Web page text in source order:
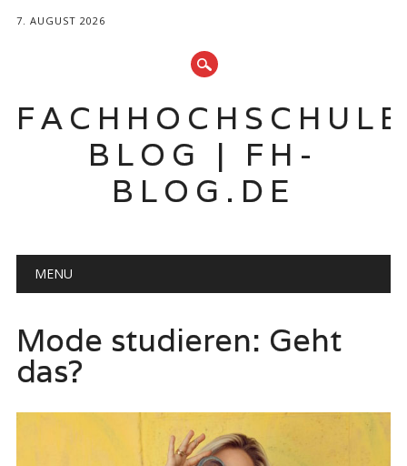
7. AUGUST 2026
BLOG | FH-
BLOG.DE
Hauptmenü
MENU
Mode studieren: Geht
das?